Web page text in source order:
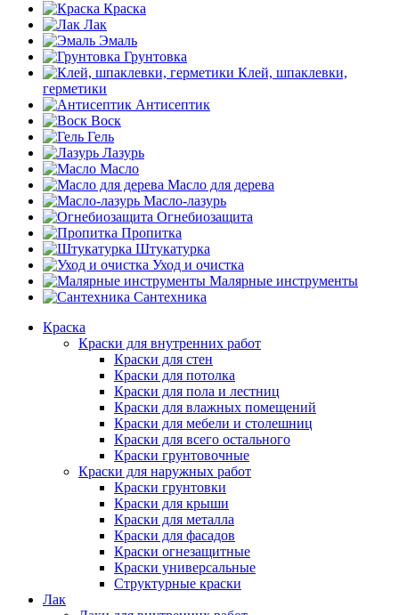
Краска
Лак
Эмаль
Грунтовка
Клей, шпаклевки,
герметики
Антисептик
Воск
Гель
Лазурь
Масло
Масло для дерева
Масло-лазурь
Огнебиозащита
Пропитка
Штукатурка
Уход и очистка
Малярные инструменты
Сантехника
Краска
Краски для внутренних работ
Краски для стен
Краски для потолка
Краски для пола и лестниц
Краски для влажных помещений
Краски для мебели и столешниц
Краски для всего остального
Краски грунтовочные
Краски для наружных работ
Краски грунтовки
Краски для крыши
Краски для металла
Краски для фасадов
Краски огнезащитные
Краски универсальные
Структурные краски
Лак